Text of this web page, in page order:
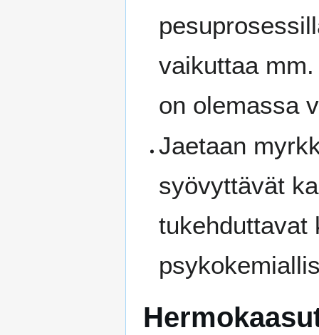
vaikuttaa
on olemassa
Jaetaan
syövyttävät
tukehduttavat